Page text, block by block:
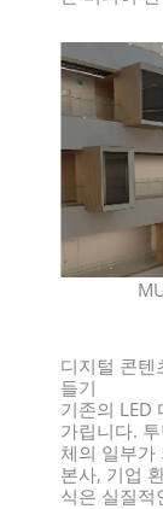
디지털 콘텐
들기
기존의 LED
가립니다.
체의 일부가
본사, 기업
식은 실질적